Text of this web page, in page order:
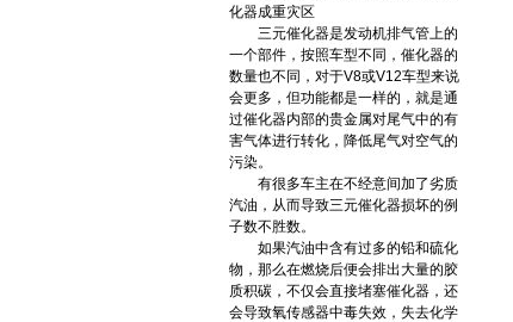
化器成重灾区
三元催化器是发动机排气管上的
一个部件，按照车型不同，催化器的
数量也不同，对于V8或V12车型来说
会更多，但功能都是一样的，就是通
过催化器内部的贵金属对尾气中的有
害气体进行转化，降低尾气对空气的
污染。
有很多车主在不经意间加了劣质
汽油，从而导致三元催化器损坏的例
子数不胜数。
如果汽油中含有过多的铅和硫化
物，那么在燃烧后便会排出大量的胶
质积碳，不仅会直接堵塞催化器，还
会导致氧传感器中毒失效，失去化学